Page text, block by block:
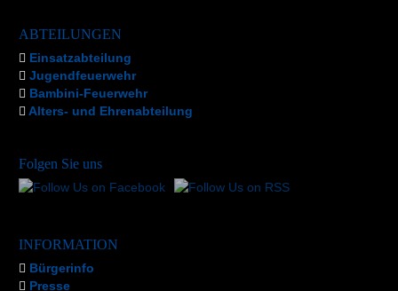
ABTEILUNGEN
Einsatzabteilung
Jugendfeuerwehr
Bambini-Feuerwehr
Alters- und Ehrenabteilung
Folgen Sie uns
INFORMATION
Bürgerinfo
Presse